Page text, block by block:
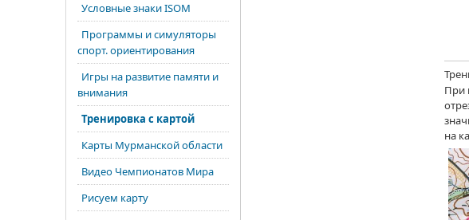
При
на
Условные знаки ISOM
Программы и симуляторы
спорт. ориентирования
Игры на развитие памяти и
внимания
Тренировка с картой
Карты Мурманской области
Видео Чемпионатов Мира
Рисуем карту